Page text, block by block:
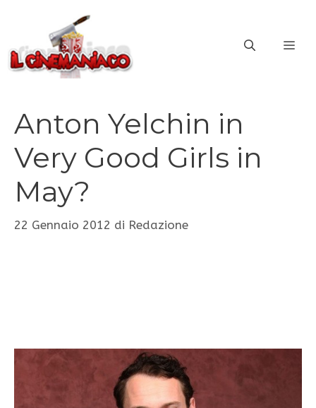
contenuto
Anton Yelchin in
Very Good Girls in
May?
22 Gennaio 2012 di Redazione